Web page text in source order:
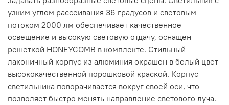
узким углом рассеивания 36 градусов и световым
потоком 2000 лм обеспечивает качественное
освещение и высокую световую отдачу, оснащен
решеткой HONEYCOMB в комплекте. Стильный
лаконичный корпус из алюминия окрашен в белый цвет
высококачественной порошковой краской. Корпус
светильника поворачивается вокруг своей оси, что
позволяет быстро менять направление светового луча.